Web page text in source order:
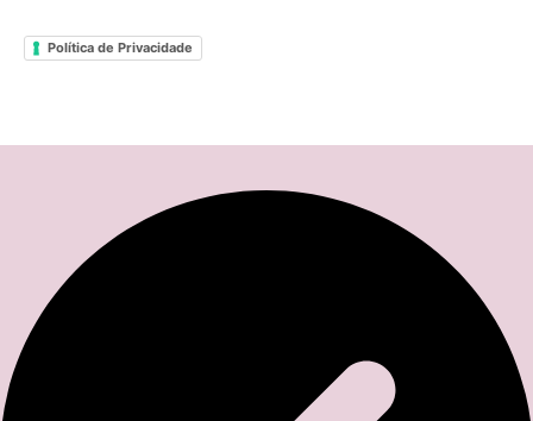
Política de Privacidade